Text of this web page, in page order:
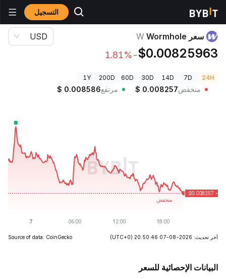
التسجيل أسعار العملات الرقمية
سعر Wormhole W
$0.00825963
-1.81%
USD
24H
7D
14D
30D
60D
200D
1Y
منخفض $ 0.008257 مرتفع $ 0.008586
آخر تحديث: 2026-08-07 20:50:46 (UTC+0)
Source of data: CoinGecko
البيانات الإحصائية للسعر